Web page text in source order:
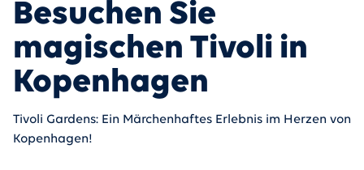
Besuchen Sie
magischen Tivoli in
Kopenhagen
Tivoli Gardens: Ein Märchenhaftes Erlebnis im Herzen von
Kopenhagen!